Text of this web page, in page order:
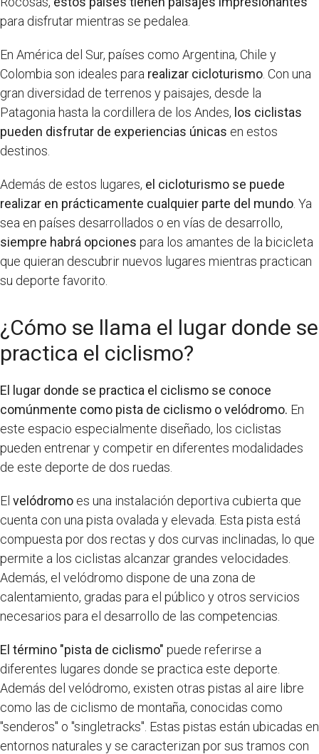
para disfrutar mientras se pedalea.
En América del Sur, países como Argentina, Chile y
Colombia son ideales para realizar cicloturismo . Con una
gran diversidad de terrenos y paisajes, desde la
Patagonia hasta la cordillera de los Andes, los ciclistas
pueden disfrutar de experiencias únicas en estos
destinos.
Además de estos lugares, el cicloturismo se puede
realizar en prácticamente cualquier parte del mundo . Ya
sea en países desarrollados o en vías de desarrollo,
siempre habrá opciones para los amantes de la bicicleta
que quieran descubrir nuevos lugares mientras practican
su deporte favorito.
¿Cómo se llama el lugar donde se
practica el ciclismo?
El lugar donde se practica el ciclismo se conoce
comúnmente como pista de ciclismo o velódromo. En
este espacio especialmente diseñado, los ciclistas
pueden entrenar y competir en diferentes modalidades
de este deporte de dos ruedas.
El velódromo es una instalación deportiva cubierta que
cuenta con una pista ovalada y elevada. Esta pista está
compuesta por dos rectas y dos curvas inclinadas, lo que
permite a los ciclistas alcanzar grandes velocidades.
Además, el velódromo dispone de una zona de
calentamiento, gradas para el público y otros servicios
necesarios para el desarrollo de las competencias.
El término "pista de ciclismo" puede referirse a
diferentes lugares donde se practica este deporte.
Además del velódromo, existen otras pistas al aire libre
como las de ciclismo de montaña, conocidas como
"senderos" o "singletracks". Estas pistas están ubicadas en
entornos naturales y se caracterizan por sus tramos con